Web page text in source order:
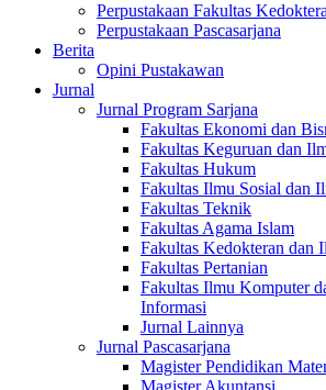
Perpustakaan Fakultas
Perpustakaan Pascasarjana
Berita
Opini Pustakawan
Jurnal
Jurnal Program Sarjana
Fakultas Ekonomi dan
Fakultas Keguruan dan
Fakultas Hukum
Fakultas Ilmu Sosial dan
Fakultas Teknik
Fakultas Agama Islam
Fakultas Kedokteran dan
Fakultas Pertanian
Fakultas Ilmu Komputer
Informasi
Jurnal Lainnya
Jurnal Pascasarjana
Magister Pendidikan
Magister Akuntansi